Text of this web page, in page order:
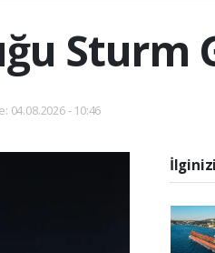
Sturm
04.08.2026 - 10:46